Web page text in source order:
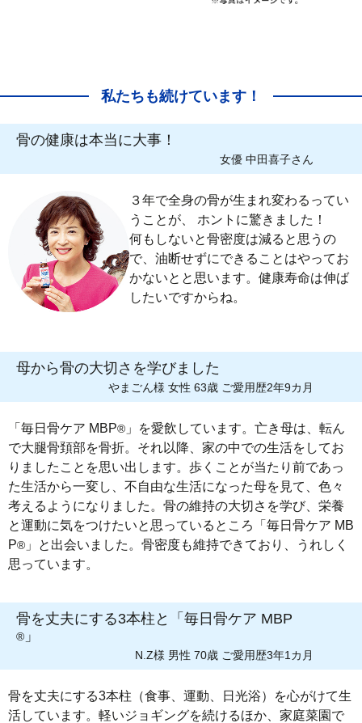
私たちも続けています！
骨の健康は本当に大事！
女優 中田喜子さん
３年で全身の骨が生まれ変わるってい
うことが、 ホントに驚きました！
何もしないと骨密度は減ると思うの
で、油断せずにできることはやってお
かないとと思います。健康寿命は伸ば
したいですからね。
母から骨の大切さを学びました
やまごん様 女性 63歳 ご愛用歴2年9カ月
「毎日骨ケア MBP® 」を愛飲しています。亡き母は、転ん
で大腿骨頚部を骨折。それ以降、家の中での生活をしてお
りましたことを思い出します。歩くことが当たり前であっ
た生活から一変し、不自由な生活になった母を見て、色々
考えるようになりました。骨の維持の大切さを学び、栄養
と運動に気をつけたいと思っているところ「毎日骨ケア MB
P® 」と出会いました。骨密度も維持できており、うれしく
思っています。
骨を丈夫にする3本柱と「毎日骨ケア MBP
® 」
N.Z様 男性 70歳 ご愛用歴3年1カ月
骨を丈夫にする3本柱（食事、運動、日光浴）を心がけて生
活しています。軽いジョギングを続けるほか、家庭菜園で